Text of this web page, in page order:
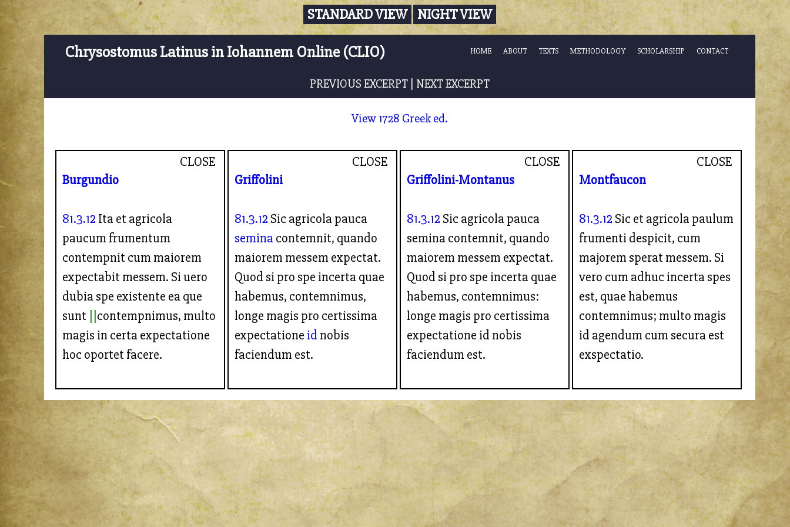
STANDARD VIEW NIGHT VIEW
Chrysostomus Latinus in Iohannem Online (CLIO) HOME ABOUT TEXTS METHODOLOGY SCHOLARSHIP CONTACT
PREVIOUS EXCERPT NEXT EXCERPT
View 1728 Greek ed.
CLOSE
Burgundio
81.3.12 Ita et agricola
paucum frumentum
contempnit cum maiorem
expectabit messem. Si uero
dubia spe existente ea que
sunt
contempnimus, multo
magis in certa expectatione
hoc oportet facere.
CLOSE
Griffolini
81.3.12 Sic agricola pauca
seminacontemnit, quando
maiorem messem expectat.
Quod si pro spe incerta quae
habemus, contemnimus,
longe magis pro certissima
expectatione id nobis
faciendum est.
CLOSE
Griffolini-Montanus
81.3.12 Sic agricola pauca
semina contemnit, quando
maiorem messem expectat.
Quod si pro spe incerta quae
habemus, contemnimus:
longe magis pro certissima
expectatione id nobis
faciendum est.
CLOSE
Montfaucon
81.3.12 Sic et agricola paulum
frumenti despicit, cum
majorem sperat messem. Si
vero cum adhuc incerta spes
est, quae habemus
contemnimus; multo magis
id agendum cum secura est
exspectatio.